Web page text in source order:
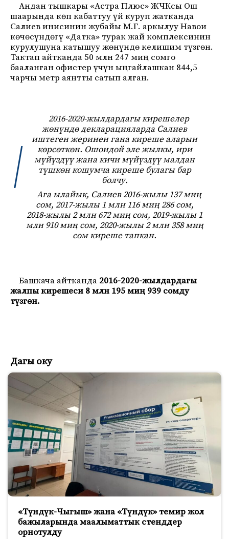
Андан тышкары «Астра Плюс» ЖЧКсы Ош
шаарында көп кабаттуу үй куруп жатканда
Салиев инисинин жубайы М.Г. аркылуу Навои
көчөсүндөгү «Датка» турак жай комплексинин
курулушуна катышуу жөнүндө келишим түзгөн.
Тактап айтканда 50 млн 247 миң сомго
бааланган офистер үчүн ыңгайлашкан 844,5
чарчы метр аянтты сатып алган.
2016-2020-жылдардагы кирешелер
жөнүндө декларацияларда Салиев
иштеген жеринен гана киреше аларын
көрсөткөн. Ошондой эле жылкы, ири
мүйүздүү жана кичи мүйүздүү малдан
түшкөн кошумча киреше булагы бар
болчу.
Ага ылайык, Салиев 2016-жылы 137 миң
сом, 2017-жылы 1 млн 116 миң 286 сом,
2018-жылы 2 млн 672 миң сом, 2019-жылы 1
млн 910 миң сом, 2020-жылы 2 млн 358 миң
сом киреше тапкан.
Башкача айтканда 2016-2020-жылдардагы
жалпы кирешеси 8 млн 195 миң 939 сомду
түзгөн.
Дагы оку
«Түндүк-Чыгыш» жана «Түндүк» темир жол
бажыларында маалыматтык стенддер
орнотулду